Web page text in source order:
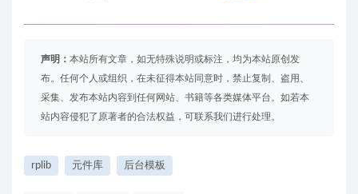
声明： 本站所有文章，如无特殊说明或标注，均为本站原创发
布。任何个人或组织，在未征得本站同意时，禁止复制、盗用、
采集、发布本站内容到任何网站、书籍等各类媒体平台。如若本
站内容侵犯了原著者的合法权益，可联系我们进行处理。
rplib 元件库 后台模板